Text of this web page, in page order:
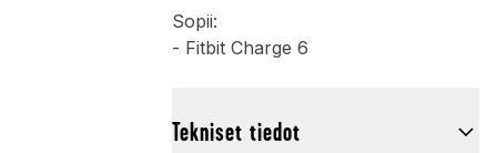
Sopii:
- Fitbit Charge 6
Tekniset tiedot